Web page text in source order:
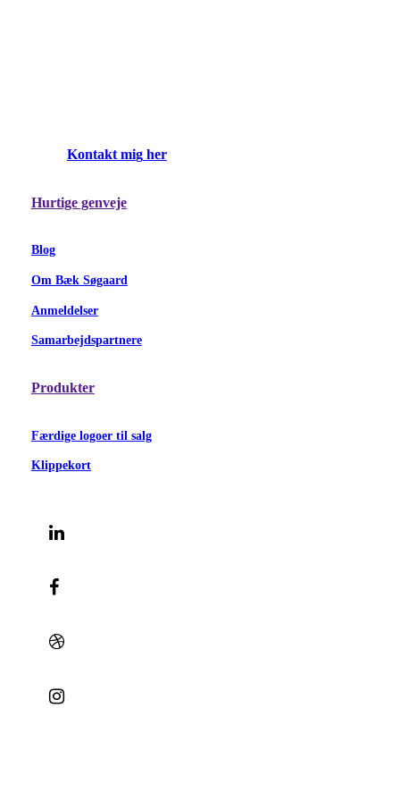
Kontakt mig her
Hurtige genveje
Blog
Om Bæk Søgaard
Anmeldelser
Samarbejdspartnere
Produkter
Færdige logoer til salg
Klippekort